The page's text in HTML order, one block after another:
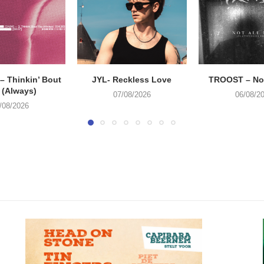
Thinkin’ Bout
(Always)
08/2026
JYL- Reckless Love
07/08/2026
TROOST –
06/08/